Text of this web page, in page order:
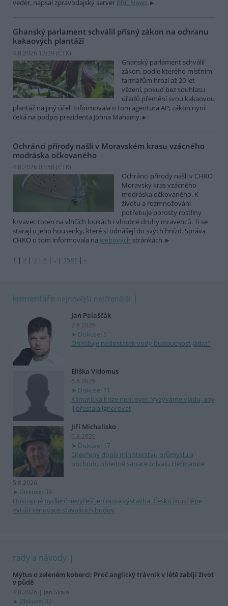
veder, napsal zpravodajský server BBC News.
Ghanský parlament schválil přísný zákon na ochranu
kakaových plantáží
4.8.2026 12:39 (ČTK)
Ghanský parlament schválil
zákon, podle kterého místním
farmářům hrozí až 20 let
vězení, pokud bez souhlasu
úřadů přemění svou kakaovou
plantáž na jiný účel. Informovala o tom agentura AP; zákon nyní
čeká na podpis prezidenta Johna Mahamy.
Ochránci přírody našli v Moravském krasu vzácného
modráska očkovaného
4.8.2026 01:58 (ČTK)
Ochránci přírody našli v CHKO
Moravský kras vzácného
modráska očkovaného. K
životu a rozmnožování
potřebuje porosty rostliny
krvavec toten na vlhčích loukách i vhodné druhy mravenců. Ti se
starají o jeho housenky, které si odnášejí do svých hnízd. Správa
CHKO o tom informovala na webových stránkách.
1 | 2 | 3 | 4 | .. | 1581 | »
komentáře nejnovější nejčtenější
Jan Palaščák
7.8.2026
Diskuse: 5
Ohrožuje nedostatek vody budoucnost jádra?
Eliška Vidomus
6.8.2026
Diskuse: 11
Klimatická krize není over. Vyzýváme vládu, aby
ji přestala ignorovat
Jiří Michalisko
6.8.2026
Diskuse: 17
Otevřený dopis ministerstvu průmyslu a
obchodu ohledně sanace odvalu Heřmanice
5.8.2026
Diskuse: 39
Dostupné bydlení nevyřeší jen nová výstavba. Česko musí lépe
využít renovace stávajících budov
rady a návody
Mýtus o zeleném koberci: Proč anglický trávník v létě zabíjí život
v půdě
4.8.2026 | Jan Skala
Diskuse: 32